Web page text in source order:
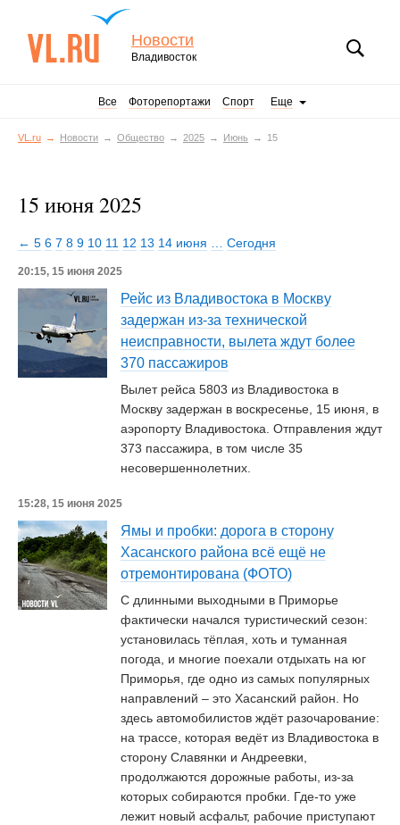
Новости
Владивосток
Все Фоторепортажи Спорт Еще
VL.ru Новости Общество 2025 Июнь 15
15 июня 2025
← 5 6 7 8 9 10 11 12 13 14 июня Сегодня
20:15, 15 июня 2025
Рейс из Владивостока в Москву
задержан из-за технической
неисправности, вылета ждут более
370 пассажиров
Вылет рейса 5803 из Владивостока в
Москву задержан в воскресенье, 15 июня, в
аэропорту Владивостока. Отправления ждут
373 пассажира, в том числе 35
несовершеннолетних.
15:28, 15 июня 2025
Ямы и пробки: дорога в сторону
Хасанского района всё ещё не
отремонтирована (ФОТО)
С длинными выходными в Приморье
фактически начался туристический сезон:
установилась тёплая, хоть и туманная
погода, и многие поехали отдыхать на юг
Приморья, где одно из самых популярных
направлений – это Хасанский район. Но
здесь автомобилистов ждёт разочарование:
на трассе, которая ведёт из Владивостока в
сторону Славянки и Андреевки,
продолжаются дорожные работы, из-за
которых собираются пробки. Где-то уже
лежит новый асфальт, рабочие приступают